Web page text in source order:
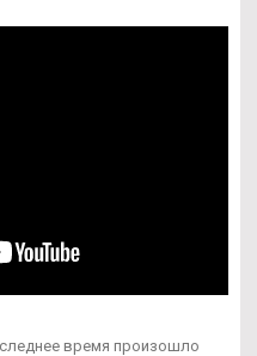
время произошло